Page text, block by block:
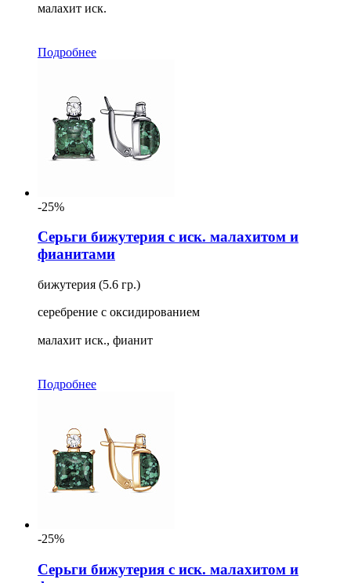
малахит иск.
Подробнее
-25%
Серьги бижутерия с иск. малахитом и
фианитами
бижутерия (5.6 гр.)
серебрение с оксидированием
малахит иск., фианит
Подробнее
-25%
Серьги бижутерия с иск. малахитом и